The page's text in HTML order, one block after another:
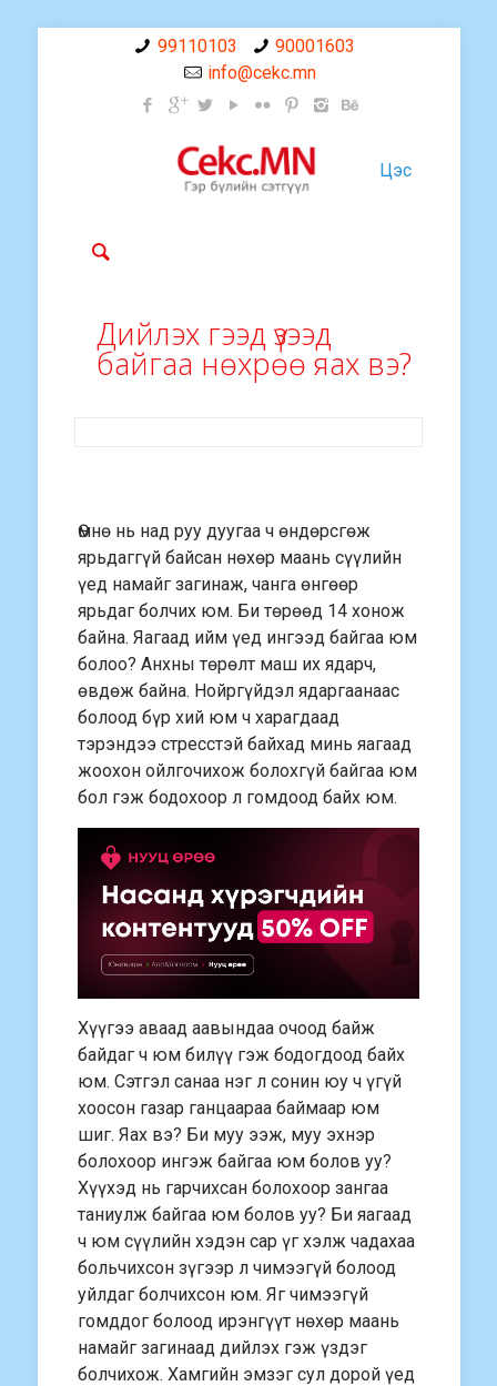
99110103
90001603
info@cekc.mn
Цэс
Дийлэх гээд үзээд
байгаа нөхрөө яах вэ?
Өмнө нь над руу дуугаа ч өндөрсгөж
ярьдаггүй бaйсан нөхөр маань сүүлийн
үед намайг загинаж, чанга өнгөөр
ярьдаг болчих юм. Би төрөөд 14 хонож
байна. Яагаад ийм үед ингээд байгаа юм
болоо? Анхны төрөлт маш их ядарч,
өвдөж байна. Нойргүйдэл ядаргаанаас
болоод бүр хий юм ч харагдаад
тэрэндээ стресстэй байхад минь яагаад
жоохон ойлгочихож болохгүй байгаа юм
бол гэж бодохоор л гомдоод байх юм.
Хүүгээ аваад аавындаа очоод байж
байдаг ч юм билүү гэж бодогдоод байх
юм. Сэтгэл санаа нэг л сонин юу ч үгүй
хоосон газар ганцаараа баймаар юм
шиг. Яах вэ? Би муу ээж, муу эхнэр
болохоор ингэж байгаа юм болов уу?
Хүүхэд нь гарчихсан болохоор зангаа
таниулж байгаа юм болов уу? Би яагаад
ч юм сүүлийн хэдэн сар үг хэлж чадахаа
больчихсон зүгээр л чимээгүй болоод
уйлдаг болчихсон юм. Яг чимээгүй
гомддог болоод ирэнгүүт нөхөр маань
намайг загинаад дийлэх гэж үздэг
болчихож. Хамгийн эмзэг сул дорой үед